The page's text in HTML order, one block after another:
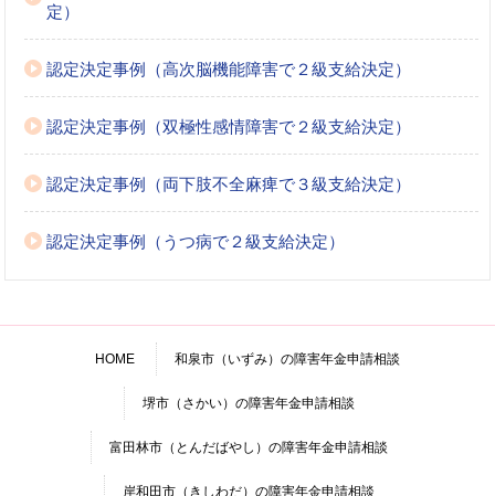
定）
認定決定事例（高次脳機能障害で２級支給決定）
認定決定事例（双極性感情障害で２級支給決定）
認定決定事例（両下肢不全麻痺で３級支給決定）
認定決定事例（うつ病で２級支給決定）
HOME 和泉市（いずみ）の障害年金申請相談
堺市（さかい）の障害年金申請相談
富田林市（とんだばやし）の障害年金申請相談
岸和田市（きしわだ）の障害年金申請相談